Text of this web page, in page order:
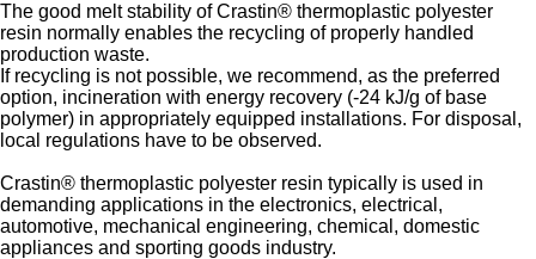
The good melt stability of Crastin® thermoplastic polyester
resin normally enables the recycling of properly handled
production waste.
If recycling is not possible, we recommend, as the preferred
option, incineration with energy recovery (-24 kJ/g of base
polymer) in appropriately equipped installations. For disposal,
local regulations have to be observed.
Crastin® thermoplastic polyester resin typically is used in
demanding applications in the electronics, electrical,
automotive, mechanical engineering, chemical, domestic
appliances and sporting goods industry.